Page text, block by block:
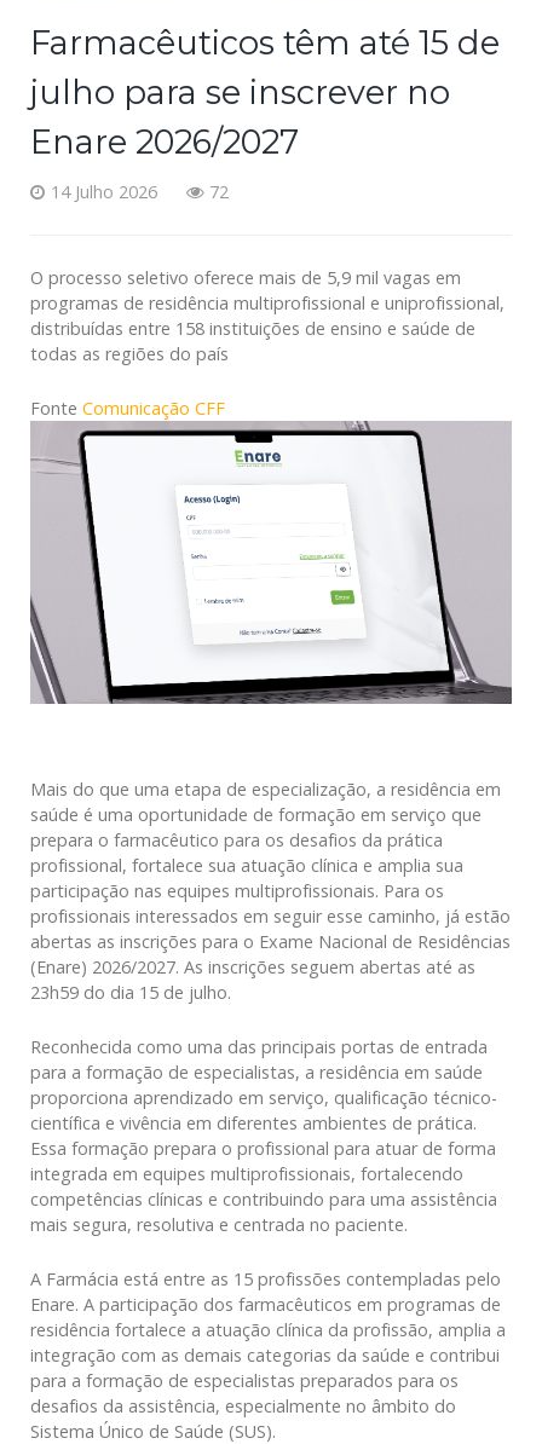
Farmacêuticos têm até 15 de
julho para se inscrever no
Enare 2026/2027
14 Julho 2026 72
O processo seletivo oferece mais de 5,9 mil vagas em
programas de residência multiprofissional e uniprofissional,
distribuídas entre 158 instituições de ensino e saúde de
todas as regiões do país
Fonte Comunicação CFF
Mais do que uma etapa de especialização, a residência em
saúde é uma oportunidade de formação em serviço que
prepara o farmacêutico para os desafios da prática
profissional, fortalece sua atuação clínica e amplia sua
participação nas equipes multiprofissionais. Para os
profissionais interessados em seguir esse caminho, já estão
abertas as inscrições para o Exame Nacional de Residências
(Enare) 2026/2027. As inscrições seguem abertas até as
23h59 do dia 15 de julho.
Reconhecida como uma das principais portas de entrada
para a formação de especialistas, a residência em saúde
proporciona aprendizado em serviço, qualificação técnico-
científica e vivência em diferentes ambientes de prática.
Essa formação prepara o profissional para atuar de forma
integrada em equipes multiprofissionais, fortalecendo
competências clínicas e contribuindo para uma assistência
mais segura, resolutiva e centrada no paciente.
A Farmácia está entre as 15 profissões contempladas pelo
Enare. A participação dos farmacêuticos em programas de
residência fortalece a atuação clínica da profissão, amplia a
integração com as demais categorias da saúde e contribui
para a formação de especialistas preparados para os
desafios da assistência, especialmente no âmbito do
Sistema Único de Saúde (SUS).